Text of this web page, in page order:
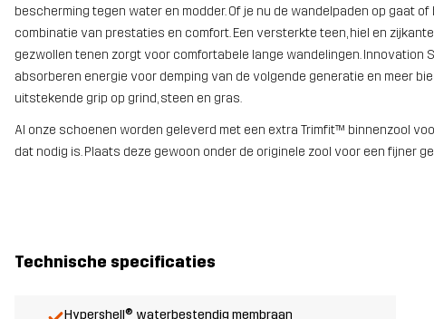
bescherming tegen water en modder. Of je nu de wandelpaden op gaat
combinatie van prestaties en comfort. Een versterkte teen, hiel en
gezwollen tenen zorgt voor comfortabele lange wandelingen. Innovation
absorberen energie voor demping van de volgende generatie en meer
uitstekende grip op grind, steen en gras.
Al onze schoenen worden geleverd met een extra Trimfit™ binnenzool
dat nodig is. Plaats deze gewoon onder de originele zool voor een fijner
Technische specificaties
Hypershell® waterbestendig membraan